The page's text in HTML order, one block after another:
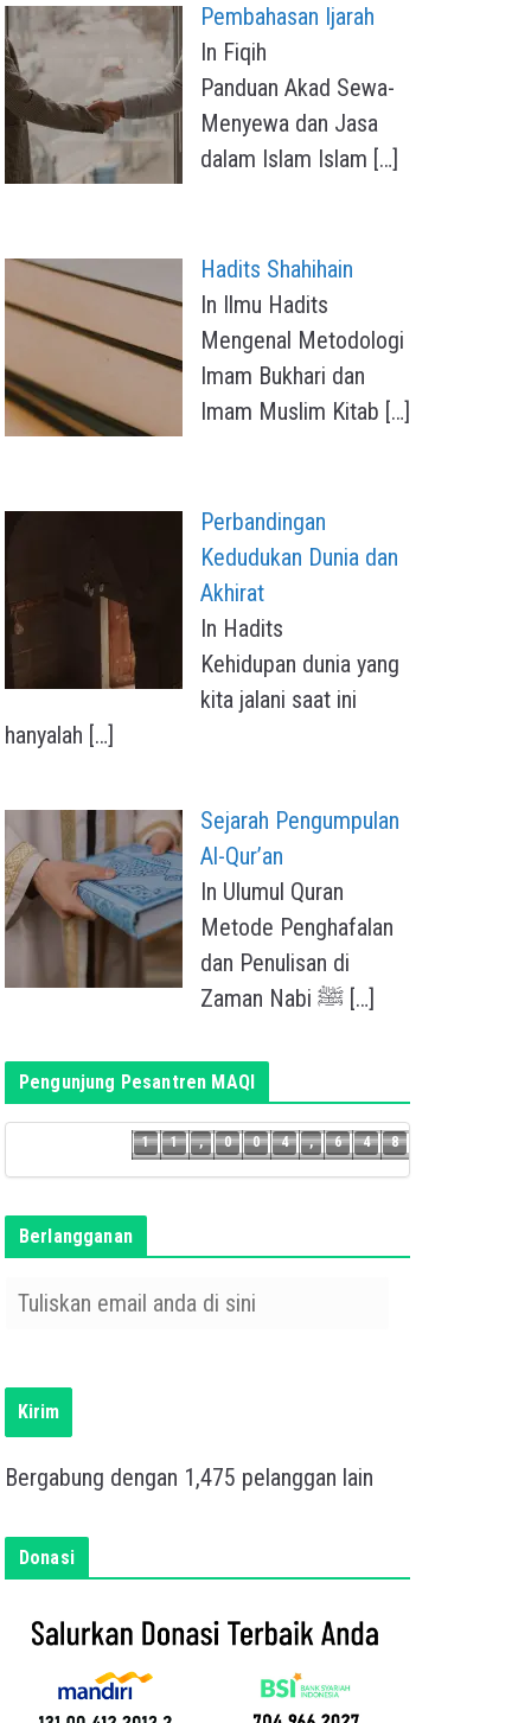
Pembahasan Ijarah
In Fiqih
Panduan Akad Sewa-
Menyewa dan Jasa
dalam Islam Islam […]
Hadits Shahihain
In Ilmu Hadits
Mengenal Metodologi
Imam Bukhari dan
Imam Muslim Kitab […]
Perbandingan
Kedudukan Dunia dan
Akhirat
In Hadits
Kehidupan dunia yang
kita jalani saat ini
hanyalah […]
Sejarah Pengumpulan
Al-Qur’an
In Ulumul Quran
Metode Penghafalan
dan Penulisan di
[…]
Pengunjung Pesantren MAQI
1
1
,
0
0
4
,
6
4 8
Berlangganan
k
a
a
Kirim
Bergabung dengan 1,475 pelanggan lain
Donasi